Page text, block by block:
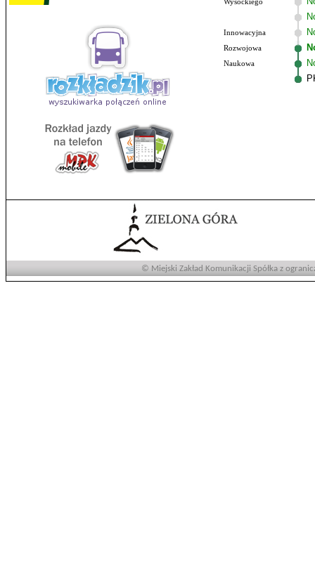
Innowacyjna
Rozwojowa
Naukowa
© Miejski Zakład Komunikacji Spółka z